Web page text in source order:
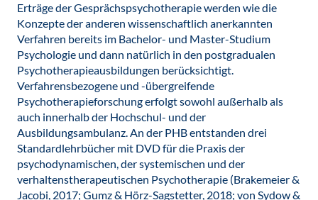
Erträge der Gesprächspsychotherapie werden wie die
Konzepte der anderen wissenschaftlich anerkannten
Verfahren bereits im Bachelor- und Master-Studium
Psychologie und dann natürlich in den postgradualen
Psychotherapieausbildungen berücksichtigt.
Verfahrensbezogene und -übergreifende
Psychotherapieforschung erfolgt sowohl außerhalb als
auch innerhalb der Hochschul- und der
Ausbildungsambulanz. An der PHB entstanden drei
Standardlehrbücher mit DVD für die Praxis der
psychodynamischen, der systemischen und der
verhaltenstherapeutischen Psychotherapie (Brakemeier &
Jacobi, 2017; Gumz & Hörz-Sagstetter, 2018; von Sydow &